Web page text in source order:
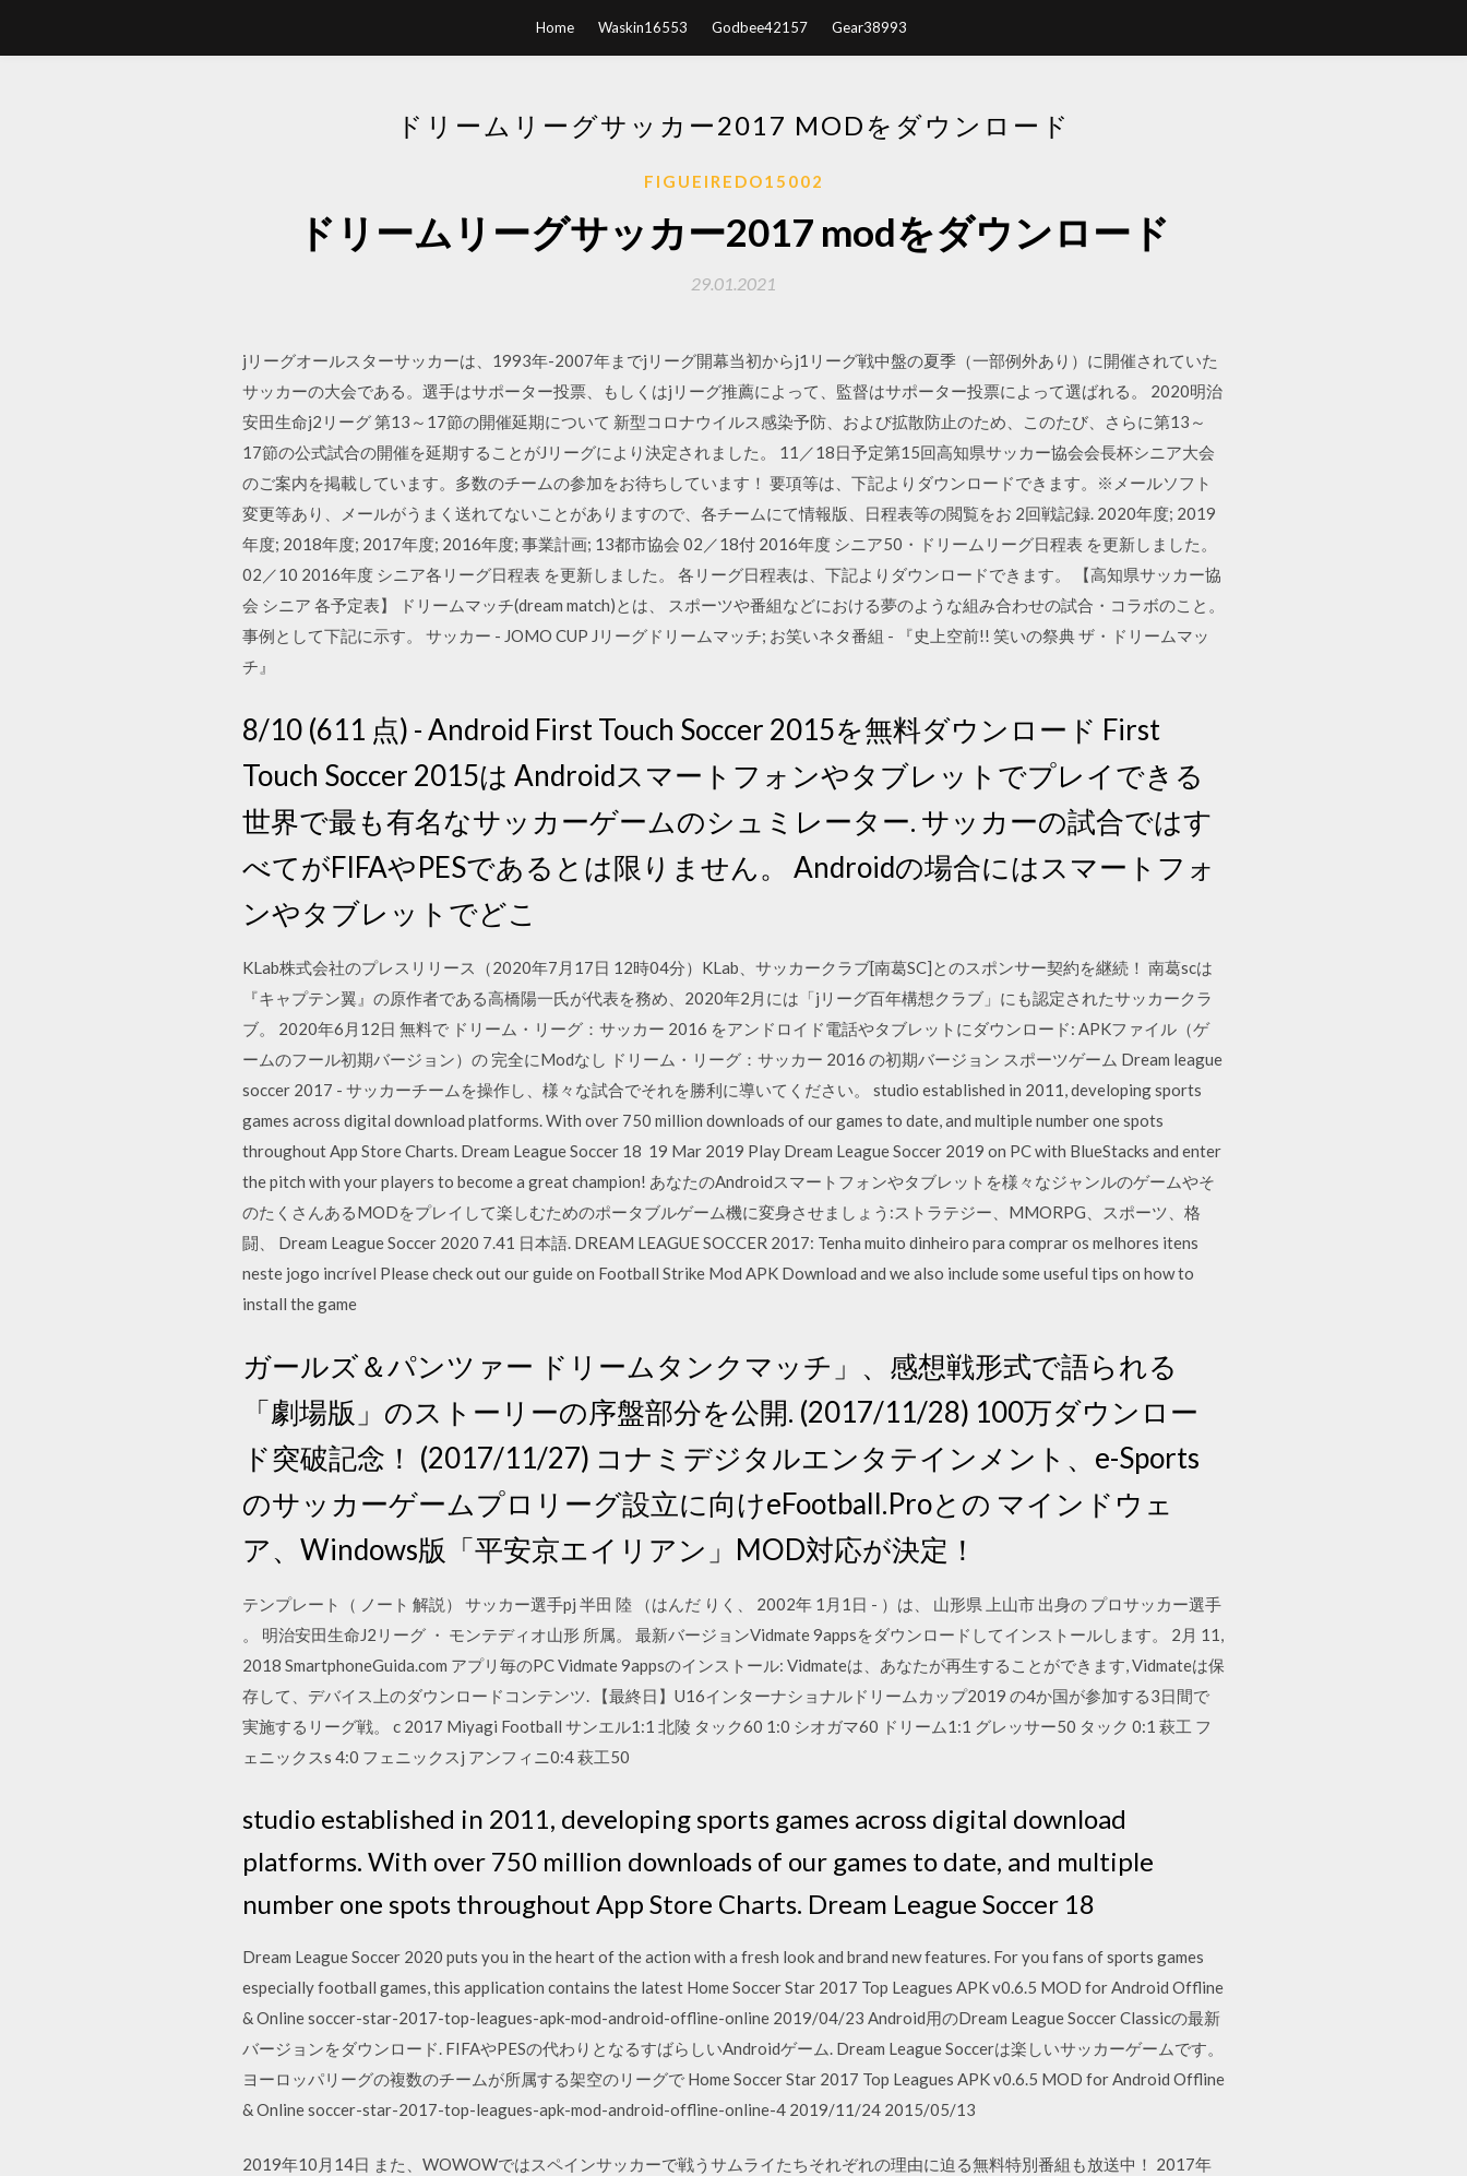
Home Waskin16553 Godbee42157 Gear38993
ドリームリーグサッカー2017 MODをダウンロード
FIGUEIREDO15002
ドリームリーグサッカー2017 modをダウンロード
29.01.2021
jリーグオールスターサッカーは、1993年-2007年までjリーグ開幕当初からj1リーグ戦中盤の夏季（一部例外あり）に開催されていた
サッカーの大会である。選手はサポーター投票、もしくはjリーグ推薦によって、監督はサポーター投票によって選ばれる。 2020明治
安田生命j2リーグ 第13～17節の開催延期について 新型コロナウイルス感染予防、および拡散防止のため、このたび、さらに第13～
17節の公式試合の開催を延期することがJリーグにより決定されました。 11／18日予定第15回高知県サッカー協会会長杯シニア大会
のご案内を掲載しています。多数のチームの参加をお待ちしています！ 要項等は、下記よりダウンロードできます。※メールソフト
変更等あり、メールがうまく送れてないことがありますので、各チームにて情報版、日程表等の閲覧をお 2回戦記録. 2020年度; 2019
年度; 2018年度; 2017年度; 2016年度; 事業計画; 13都市協会 02／18付 2016年度 シニア50・ドリームリーグ日程表 を更新しました。
02／10 2016年度 シニア各リーグ日程表 を更新しました。 各リーグ日程表は、下記よりダウンロードできます。 【高知県サッカー協
会 シニア 各予定表】 ドリームマッチ(dream match)とは、 スポーツや番組などにおける夢のような組み合わせの試合・コラボのこと。
事例として下記に示す。 サッカー - JOMO CUP Jリーグドリームマッチ; お笑いネタ番組 - 『史上空前!! 笑いの祭典 ザ・ドリームマッ
チ』
8/10 (611 点) - Android First Touch Soccer 2015を無料ダウンロード First
Touch Soccer 2015は Androidスマートフォンやタブレットでプレイできる
世界で最も有名なサッカーゲームのシュミレーター. サッカーの試合ではす
べてがFIFAやPESであるとは限りません。 Androidの場合にはスマートフォ
ンやタブレットでどこ
KLab株式会社のプレスリリース（2020年7月17日 12時04分）KLab、サッカークラブ[南葛SC]とのスポンサー契約を継続！ 南葛scは
『キャプテン翼』の原作者である高橋陽一氏が代表を務め、2020年2月には「jリーグ百年構想クラブ」にも認定されたサッカークラ
ブ。 2020年6月12日 無料で ドリーム・リーグ：サッカー 2016 をアンドロイド電話やタブレットにダウンロード: APKファイル（ゲ
ームのフール初期バージョン）の 完全にModなし ドリーム・リーグ：サッカー 2016 の初期バージョン スポーツゲーム Dream league
soccer 2017 - サッカーチームを操作し、様々な試合でそれを勝利に導いてください。 studio established in 2011, developing sports
games across digital download platforms. With over 750 million downloads of our games to date, and multiple number one spots
throughout App Store Charts. Dream League Soccer 18 19 Mar 2019 Play Dream League Soccer 2019 on PC with BlueStacks and enter
the pitch with your players to become a great champion! あなたのAndroidスマートフォンやタブレットを様々なジャンルのゲームやそ
のたくさんあるMODをプレイして楽しむためのポータブルゲーム機に変身させましょう:ストラテジー、MMORPG、スポーツ、格
闘、 Dream League Soccer 2020 7.41 日本語. DREAM LEAGUE SOCCER 2017: Tenha muito dinheiro para comprar os melhores itens
neste jogo incrível Please check out our guide on Football Strike Mod APK Download and we also include some useful tips on how to
install the game
ガールズ＆パンツァー ドリームタンクマッチ」、感想戦形式で語られる
「劇場版」のストーリーの序盤部分を公開. (2017/11/28) 100万ダウンロー
ド突破記念！ (2017/11/27) コナミデジタルエンタテインメント、e-Sports
のサッカーゲームプロリーグ設立に向けeFootball.Proとの マインドウェ
ア、Windows版「平安京エイリアン」MOD対応が決定！
テンプレート（ ノート 解説） サッカー選手pj 半田 陸 （はんだ りく、 2002年 1月1日 - ）は、 山形県 上山市 出身の プロサッカー選手
。 明治安田生命J2リーグ ・ モンテディオ山形 所属。 最新バージョンVidmate 9appsをダウンロードしてインストールします。 2月 11,
2018 SmartphoneGuida.com アプリ毎のPC Vidmate 9appsのインストール: Vidmateは、あなたが再生することができます, Vidmateは保
存して、デバイス上のダウンロードコンテンツ. 【最終日】U16インターナショナルドリームカップ2019 の4か国が参加する3日間で
実施するリーグ戦。 c 2017 Miyagi Football サンエル1:1 北陵 タック60 1:0 シオガマ60 ドリーム1:1 グレッサー50 タック 0:1 萩工 フ
ェニックスs 4:0 フェニックスj アンフィニ0:4 萩工50
studio established in 2011, developing sports games across digital download
platforms. With over 750 million downloads of our games to date, and multiple
number one spots throughout App Store Charts. Dream League Soccer 18
Dream League Soccer 2020 puts you in the heart of the action with a fresh look and brand new features. For you fans of sports games
especially football games, this application contains the latest Home Soccer Star 2017 Top Leagues APK v0.6.5 MOD for Android Offline
& Online soccer-star-2017-top-leagues-apk-mod-android-offline-online 2019/04/23 Android用のDream League Soccer Classicの最新
バージョンをダウンロード. FIFAやPESの代わりとなるすばらしいAndroidゲーム. Dream League Soccerは楽しいサッカーゲームです。
ヨーロッパリーグの複数のチームが所属する架空のリーグで Home Soccer Star 2017 Top Leagues APK v0.6.5 MOD for Android Offline
& Online soccer-star-2017-top-leagues-apk-mod-android-offline-online-4 2019/11/24 2015/05/13
2019年10月14日 また、WOWOWではスペインサッカーで戦うサムライたちそれぞれの理由に迫る無料特別番組も放送中！ 2017年